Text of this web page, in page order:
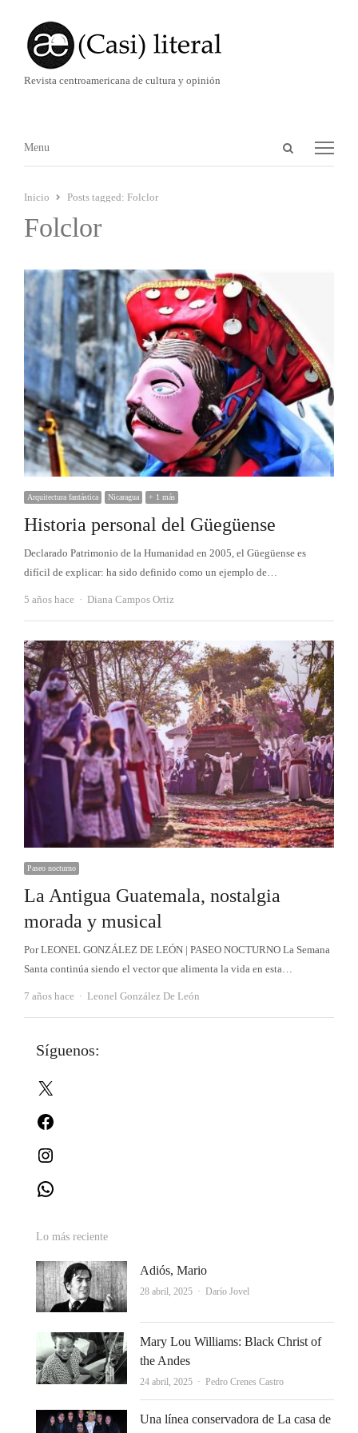
Revista centroamericana de cultura y opinión
Abrir
Menú
Menu
Inicio Posts tagged: Folclor
Folclor
Arquitectura fantástica Nicaragua + 1 más
Historia personal del Güegüense
Declarado Patrimonio de la Humanidad en 2005, el Güegüense es
difícil de explicar: ha sido definido como un ejemplo de…
5 años hace Autor
Diana Campos Ortiz
Paseo nocturno
La Antigua Guatemala, nostalgia
morada y musical
Por LEONEL GONZÁLEZ DE LEÓN | PASEO NOCTURNO La Semana
Santa continúa siendo el vector que alimenta la vida en esta…
7 años hace Autor
Leonel González De León
Síguenos:
Lo más reciente
Adiós, Mario
28 abril, 2025 Autor
Darío Jovel
Mary Lou Williams: Black Christ of
the Andes
24 abril, 2025 Autor
Pedro Crenes Castro
Una línea conservadora de La casa de